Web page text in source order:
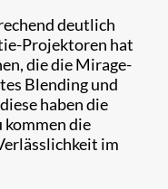
deutlich
Projektoren hat
die die Mirage-
Blending und
haben die
die
im